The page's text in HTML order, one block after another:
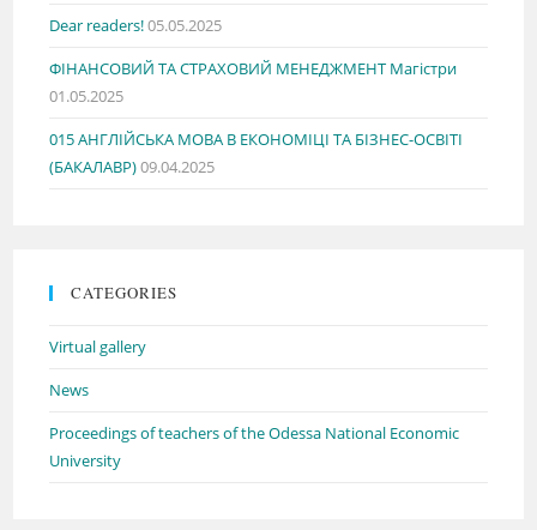
Dear readers!05.05.2025
ФІНАНСОВИЙ ТА СТРАХОВИЙ МЕНЕДЖМЕНТ Магістри
01.05.2025
015 АНГЛІЙСЬКА МОВА В ЕКОНОМІЦІ ТА БІЗНЕС-ОСВІТІ
(БАКАЛАВР)09.04.2025
CATEGORIES
Virtual gallery
News
Proceedings of teachers of the Odessa National Economic
University